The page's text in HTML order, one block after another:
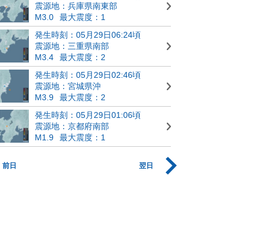
震源地：兵庫県南東部
M3.0
最大震度：1
発生時刻：05月29日06:24頃
震源地：三重県南部
M3.4
最大震度：2
発生時刻：05月29日02:46頃
震源地：宮城県沖
M3.9
最大震度：2
発生時刻：05月29日01:06頃
震源地：京都府南部
M1.9
最大震度：1
前日 翌日